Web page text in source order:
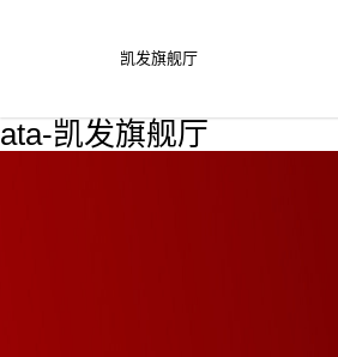
ata-凯发旗舰厅
凯发旗舰厅